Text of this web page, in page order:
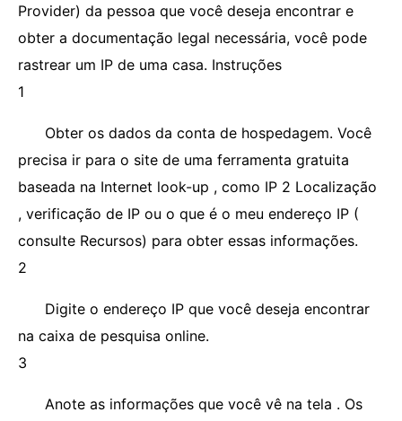
Provider) da pessoa que você deseja encontrar e
obter a documentação legal necessária, você pode
rastrear um IP de uma casa. Instruções
1
Obter os dados da conta de hospedagem. Você
precisa ir para o site de uma ferramenta gratuita
baseada na Internet look-up , como IP 2 Localização
, verificação de IP ou o que é o meu endereço IP (
consulte Recursos) para obter essas informações.
2
Digite o endereço IP que você deseja encontrar
na caixa de pesquisa online.
3
Anote as informações que você vê na tela . Os